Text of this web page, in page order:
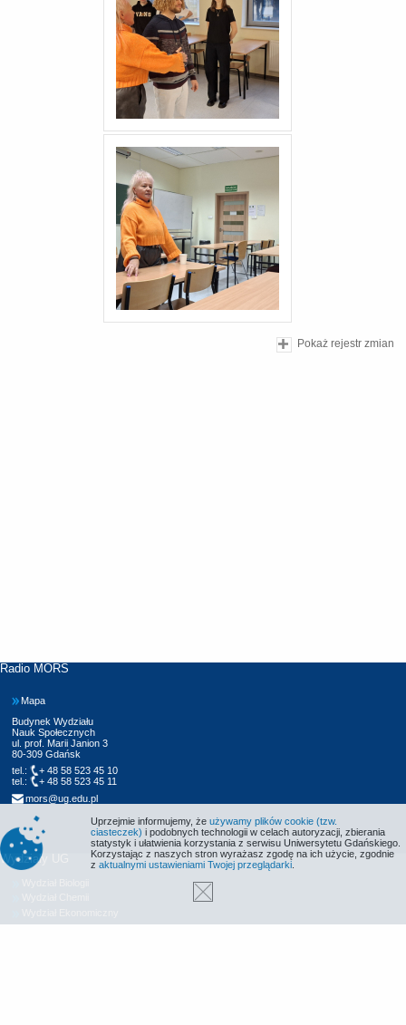
Pokaż rejestr zmian
Radio MORS
Mapa
Budynek Wydziału
Nauk Społecznych
ul. prof. Marii Janion 3
80-309 Gdańsk
tel.:
+ 48 58 523 45 10
tel.:
+ 48 58 523 45 11
mors@ug.edu.pl
Wydziały UG
Wydział Filologiczny
Uprzejmie informujemy, że używamy plików cookie (tzw.
ciasteczek) i podobnych technologii w celach autoryzacji, zbierania
statystyk i ułatwienia korzystania z serwisu Uniwersytetu Gdańskiego.
Korzystając z naszych stron wyrażasz zgodę na ich użycie, zgodnie
z aktualnymi ustawieniami Twojej przeglądarki